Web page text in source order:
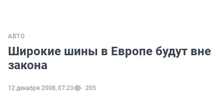
АВТО
Широкие шины в Европе будут вне
закона
12 декабря 2008, 07:23 205